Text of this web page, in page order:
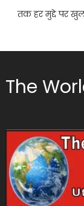
तक हर मुद्दे पर
The